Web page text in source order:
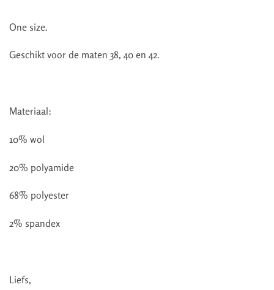
One size.
Geschikt voor de maten 38, 40 en 42.
Materiaal:
10% wol
20% polyamide
68% polyester
2% spandex
Liefs,